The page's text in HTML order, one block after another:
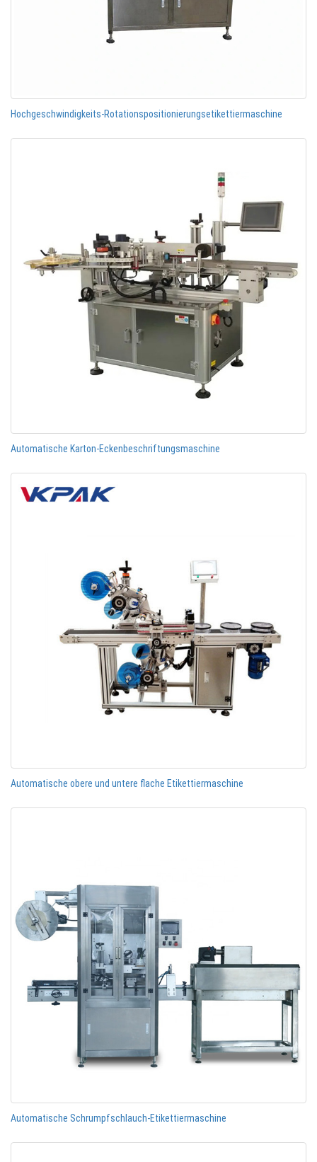
Hochgeschwindigkeits-Rotationspositionierungsetikettiermaschine
Automatische Karton-Eckenbeschriftungsmaschine
Automatische obere und untere flache Etikettiermaschine
Automatische Schrumpfschlauch-Etikettiermaschine